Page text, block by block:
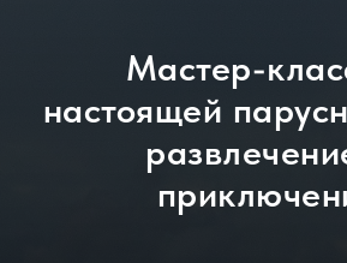
Мастер-
настоящей